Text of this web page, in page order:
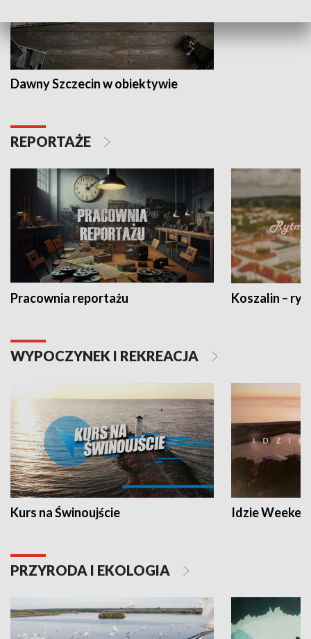
Dawny Szczecin w obiektywie
REPORTAŻE
Pracownia reportażu Koszalin –
WYPOCZYNEK I REKREACJA
Kurs na Świnoujście Idzie
PRZYRODA I EKOLOGIA